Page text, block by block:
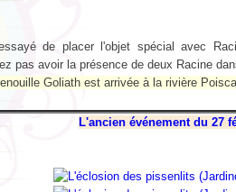
de placer l'objet spécial avec
pas avoir la présence de deux Racine
Goliath est arrivée à la rivière
L'ancien événement du 27